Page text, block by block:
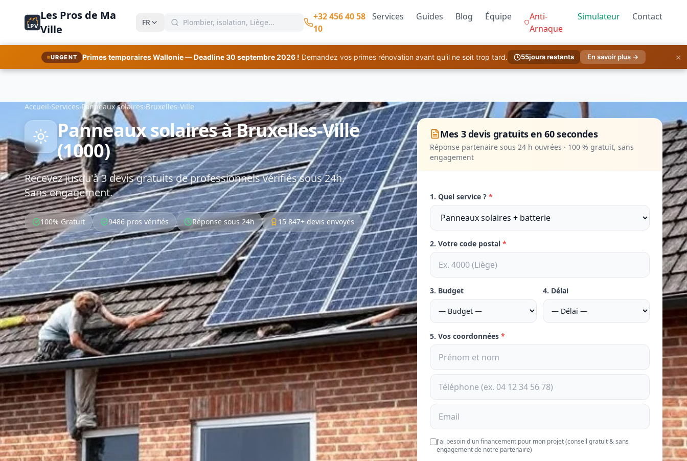
LPV
Les Pros de Ma
Ville
FR
+32 456 40 58
10
Services Guides Blog Équipe
Anti-
Arnaque
Simulateur Contact
URGENT Primes temporaires Wallonie — Deadline 30 septembre 2026 ! Demandez vos primes rénovation avant qu'il ne soit trop tard. 55jours restants En savoir plus → ×
Accueil›Services›Panneaux solaires›Bruxelles-Ville
Panneaux solaires à Bruxelles-Ville
(1000)
Recevez jusqu'à 3 devis gratuits de professionnels vérifiés sous 24h.
Sans engagement.
100% Gratuit 9486 pros vérifiés Réponse sous 24h 15 847+ devis envoyés
Mes 3 devis gratuits en 60 secondes
Réponse partenaire sous 24 h ouvrées · 100 % gratuit, sans
engagement
1. Quel service ? *
2. Votre code postal *
3. Budget 4. Délai
5. Vos coordonnées *
J'ai besoin d'un financement pour mon projet (conseil gratuit & sans
engagement de notre partenaire)